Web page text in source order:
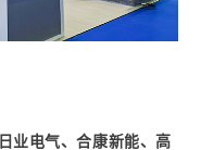
业电气、合康新能、高